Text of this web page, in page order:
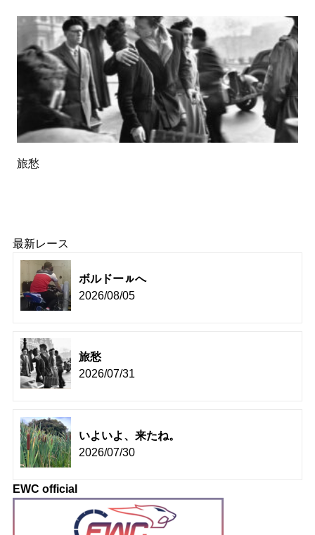
旅愁
最新レース
ボルドーㇽへ
2026/08/05
旅愁
2026/07/31
いよいよ、来たね。
2026/07/30
EWC official